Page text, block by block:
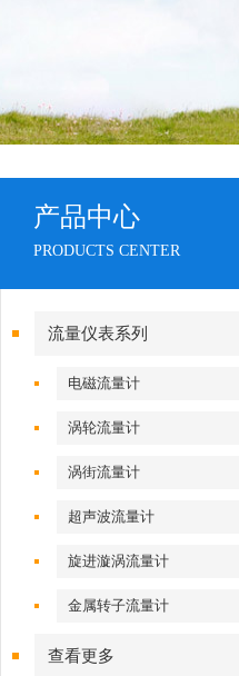
产品中心
PRODUCTS CENTER
流量仪表系列
电磁流量计
涡轮流量计
涡街流量计
超声波流量计
旋进漩涡流量计
金属转子流量计
查看更多